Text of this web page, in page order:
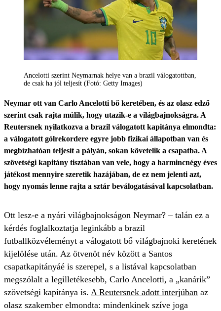
Ancelotti szerint Neymarnak helye van a brazil válogatottban,
de csak ha jól teljesít (Fotó: Getty Images)
Neymar ott van Carlo Ancelotti bő keretében, és az olasz edző
szerint csak rajta múlik, hogy utazik-e a világbajnokságra. A
Reutersnek nyilatkozva a brazil válogatott kapitánya elmondta:
a válogatott gólrekordere egyre jobb fizikai állapotban van és
megbízhatóan teljesít a pályán, sokan követelik a csapatba. A
szövetségi kapitány tisztában van vele, hogy a harmincnégy éves
játékost mennyire szeretik hazájában, de ez nem jelenti azt,
hogy nyomás lenne rajta a sztár beválogatásával kapcsolatban.
Ott lesz-e a nyári világbajnokságon Neymar? – talán ez a
kérdés foglalkoztatja leginkább a brazil
futballközvéleményt a válogatott bő világbajnoki keretének
kijelölése után. Az ötvenöt név között a Santos
csapatkapitányáé is szerepel, s a listával kapcsolatban
megszólalt a legilletékesebb, Carlo Ancelotti, a „kanárik”
szövetségi kapitánya is. A Reutersnek adott interjúban az
olasz szakember elmondta: mindenkinek szíve joga